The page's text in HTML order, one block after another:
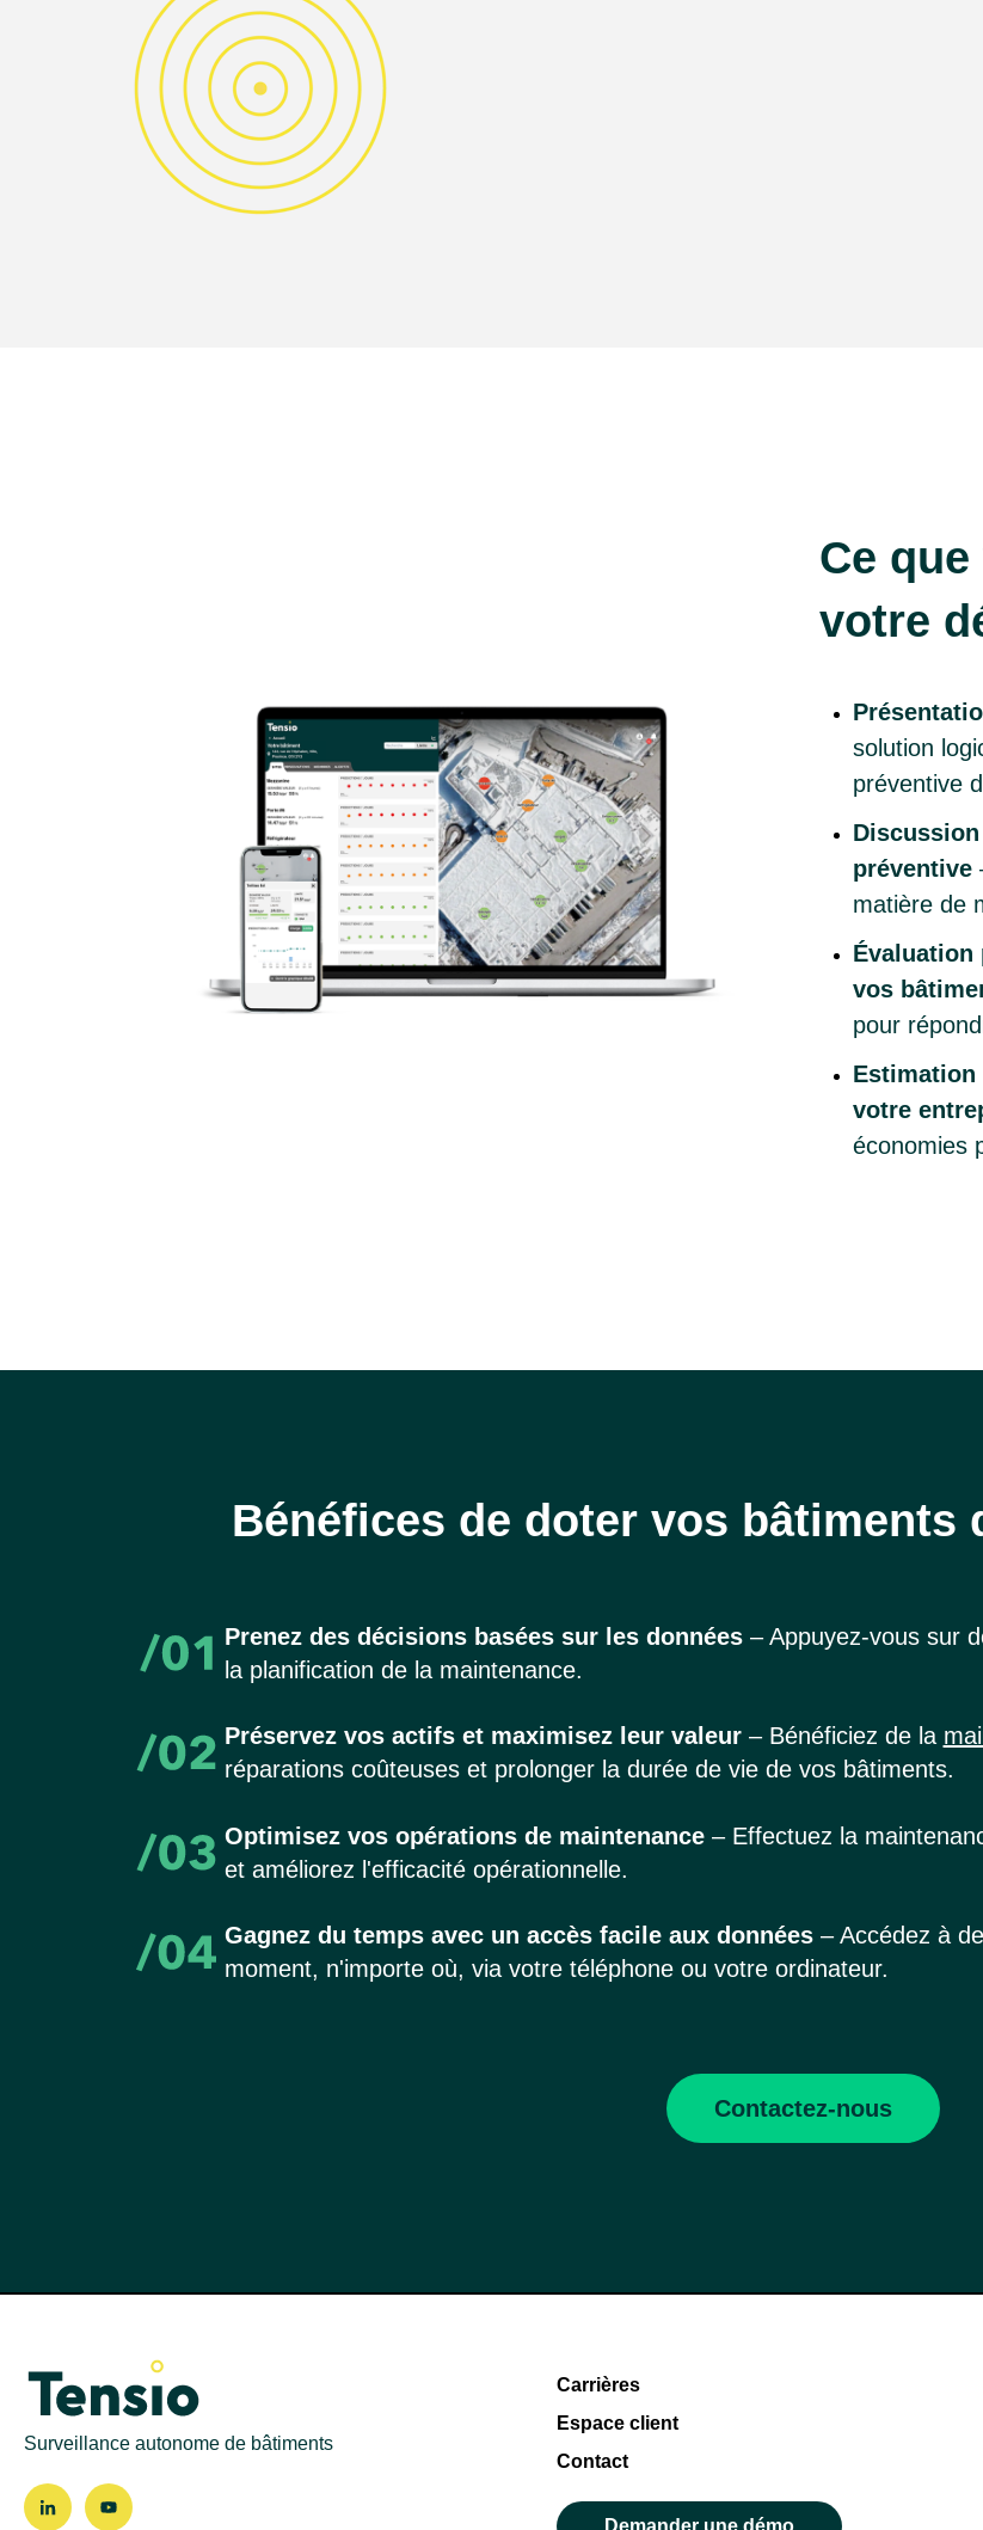
Ce
votre
solution
préventive
préventive
matière de
Évaluation
vos
pour
Estimation
votre
économies
Bénéfices de doter vos bâtiments
Prenez des décisions basées sur les données– Appuyez-vous sur
la planification de la maintenance.
Préservez vos actifs et maximisez leur valeur– Bénéficiez de la
réparations coûteuses et prolonger la durée de vie de vos bâtiments.
Optimisez vos opérations de maintenance– Effectuez la
et améliorez l'efficacité opérationnelle.
Gagnez du temps avec un accès facile aux données– Accédez à
moment, n'importe où, via votre téléphone ou votre ordinateur.
Contactez-nous
Surveillance autonome de bâtiments
Carrières
Espace client
Contact